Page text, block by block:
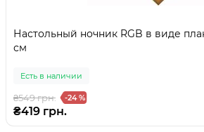
Настольный ночник RGB в виде
см
Есть в наличии
₴549 грн. -24 %
₴419 грн.